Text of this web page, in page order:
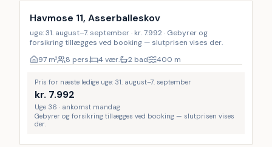
Havmose 11, Asserballeskov
uge: 31. august–7. september · kr. 7.992 · Gebyrer og
forsikring tillægges ved booking — slutprisen vises der.
97 m² 8 pers. 4 vær. 2 bad 400 m
Pris for næste ledige uge: 31. august–7. september
kr. 7.992
Uge 36 · ankomst mandag
Gebyrer og forsikring tillægges ved booking — slutprisen vises
der.
Inkl. rengøring